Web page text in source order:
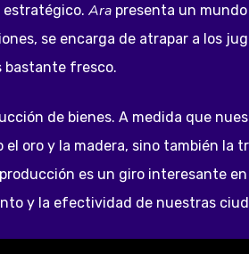
estratégico.Ara presenta un
se encarga de atrapar a los
bastante fresco.
de bienes. A medida que
oro y la madera, sino también
es un giro interesante
y la efectividad de nuestras